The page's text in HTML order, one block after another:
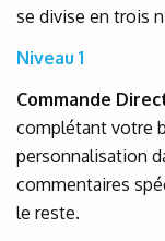
se divise en trois
Niveau 1
Commande
complétant votre
personnalisation
commentaires
le reste.